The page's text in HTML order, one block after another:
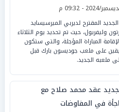
المقترح لديربي الميرسيسايد
وليفربول، حيث تم تحديد يوم الثلاثاء
11 فبراير 2025 لإقامة المباراة المؤجلة، والتي ستكون
على ملعب جوديسون بارك قبل
ملعبه الجديد.
عقد محمد صلاح مع
في المفاوضات